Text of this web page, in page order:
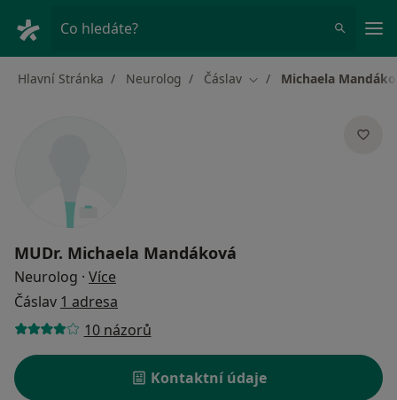
Co hledáte?
Hlavní Stránka Neurolog Čáslav Změna města
Michaela
MUDr. Michaela Mandáková
Neurolog · Více
Čáslav 1 adresa
10 názorů
Kontaktní údaje